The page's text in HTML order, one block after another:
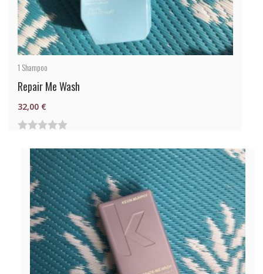
1 Shampoo
Repair Me Wash
32,00 €
von